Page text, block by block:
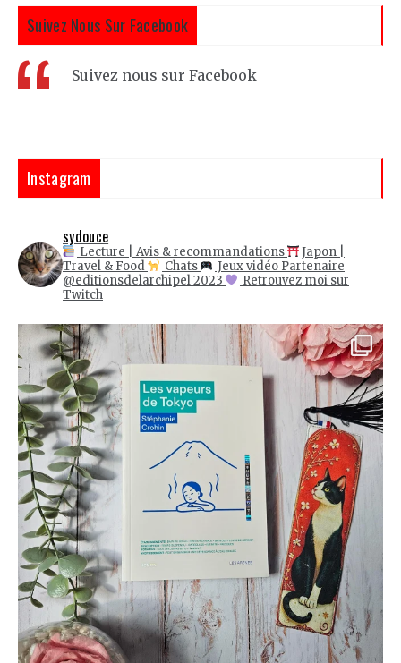
Suivez Nous Sur Facebook
Suivez nous sur Facebook
Instagram
sydouce
Lecture | Avis & recommandations
Japon |
Travel & Food
Chats Jeux vidéo Partenaire
@editionsdelarchipel 2023
Retrouvez moi sur
Twitch